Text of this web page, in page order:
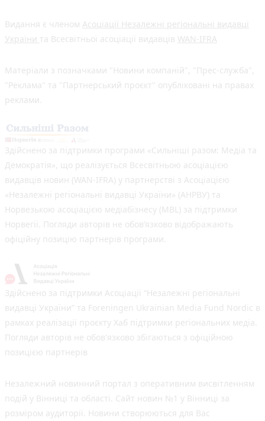
Видання є членом Асоціації Незалежні регіональні видавці
України та Всесвітньої асоціації видавців WAN-IFRA
Матеріали з позначками "Новини компаній", "Прес-служба",
"Реклама" та "Партнерський проєкт" опубліковані на правах
реклами.
Здійснено за підтримки програми «Сильніші разом: Медіа та
Демократія», що реалізується Всесвітньою асоціацією
видавців новин (WAN-IFRA) у партнерстві з Асоціацією
«Незалежні регіональні видавці України» (АНРВУ) та
Норвезькою асоціацією медіабізнесу (MBL) за підтримки
Норвегії. Погляди авторів не обов’язково відображають
офіційну позицію партнерів програми.
Здійснено за підтримки Асоціації “Незалежні регіональні
видавці України” та Foreningen Ukrainian Media Fund Nordic в
рамках реалізації проєкту Хаб підтримки регіональних медіа.
Погляди авторів не обов'язково збігаються з офіційною
позицією партнерів
Незалежний новинний портал з оперативним висвітленням
подій у Вінниці та області. Сайт новин №1 у Вінниці за
розміром аудиторії. Новини створюються для Вас